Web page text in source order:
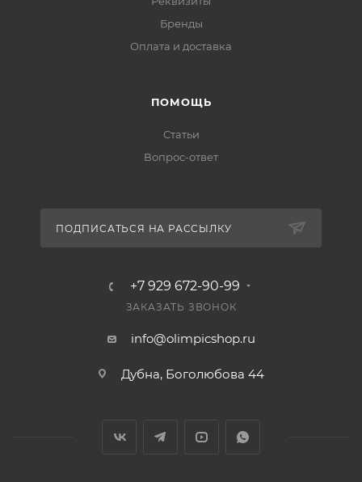
Бренды
Оплата и доставка
ПОМОЩЬ
Статьи
Вопрос-ответ
ПОДПИСАТЬСЯ НА РАССЫЛКУ
+7 929 672-90-99
ЗАКАЗАТЬ ЗВОНОК
info@olimpicshop.ru
Дубна, Боголюбова 44